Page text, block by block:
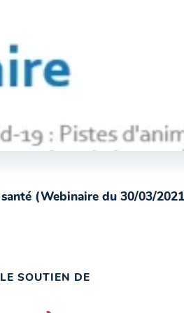
(Webinaire du 30/03/
SOUTIEN DE